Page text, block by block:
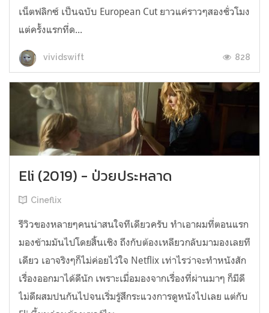
เน็ตฟลิกซ์ เป็นฉบับ European Cut ยาวแค่ราวๆสองชั่วโมง
แต่ครั้งแรกที่ด...
vividswift 828
Eli (2019) - ป่วยประหลาด
Cineflix
รีวิวของหลายๆคนน่าสนใจทีเดียวครับ ทำเอาผมที่ตอนแรก
มองข้ามมันไปโดยสิ้นเชิง ถึงกับต้องเหลียวกลับมามองเลยที
เดียว เอาจริงๆก็ไม่ค่อยไว้ใจ Netflix เท่าไรว่าจะทำหนังสัก
เรื่องออกมาได้ดีนัก เพราะเมื่อมองจากเรื่องที่ผ่านมาๆ ก็มีดี
ไม่ดีผสมปนกันไปจนเริ่มรู้สึกระแวงการดูหนังไปเลย แต่กับ